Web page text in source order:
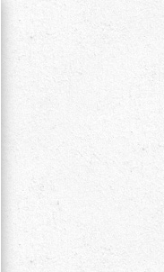
Río Blanco
impulsa el